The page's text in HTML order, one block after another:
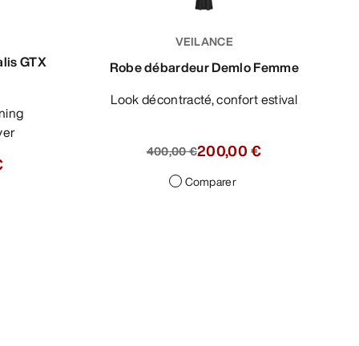
GTX
VEILANCE
Robe débardeur Demlo Femme
Look décontracté, confort estival
400,00 €200,00 €
Comparer